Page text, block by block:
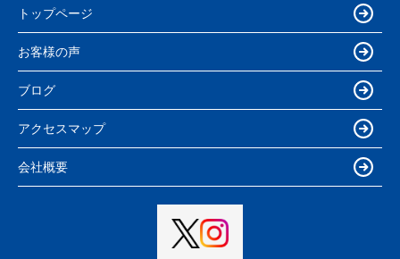
トップページ
お客様の声
ブログ
アクセスマップ
会社概要